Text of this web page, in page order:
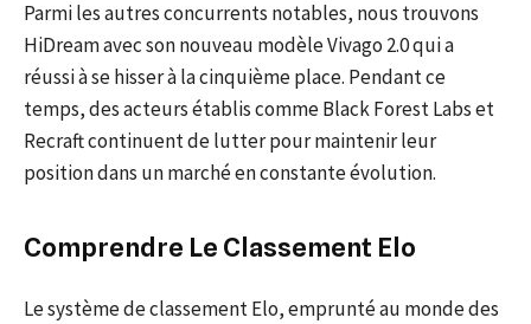
Parmi les autres concurrents notables, nous trouvons
HiDream avec son nouveau modèle Vivago 2.0 qui a
réussi à se hisser à la cinquième place. Pendant ce
temps, des acteurs établis comme Black Forest Labs et
Recraft continuent de lutter pour maintenir leur
position dans un marché en constante évolution.
Comprendre Le Classement Elo
Le système de classement Elo, emprunté au monde des